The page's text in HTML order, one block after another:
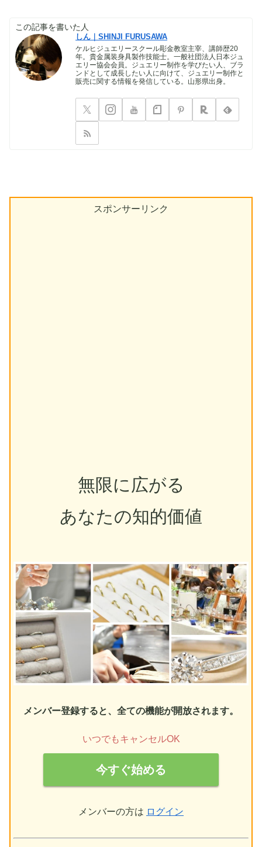
この記事を書いた人
しん｜SHINJI FURUSAWA
ケルヒジュエリースクール彫金教室主宰、講師歴20
年。貴金属装身具製作技能士。一般社団法人日本ジュ
エリー協会会員。ジュエリー制作を学びたい人、ブラ
ンドとして成長したい人に向けて、ジュエリー制作と
販売に関する情報を発信している。山形県出身。
スポンサーリンク
無限に広がる
あなたの知的価値
メンバー登録すると、全ての機能が開放されます。
いつでもキャンセルOK
今すぐ始める
メンバーの方は ログイン